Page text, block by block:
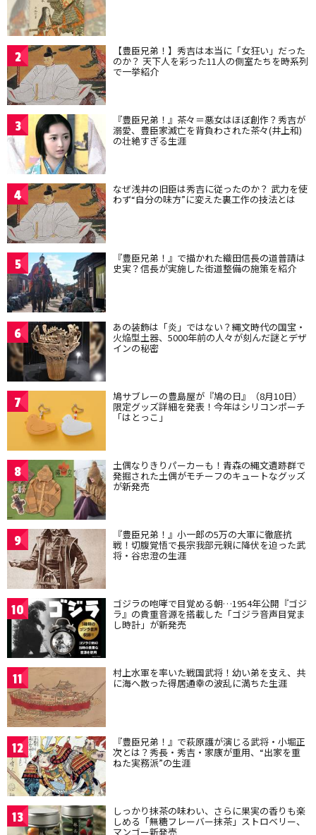
2 【豊臣兄弟！】秀吉は本当に「女狂い」だった
のか？ 天下人を彩った11人の側室たちを時系列
で一挙紹介
3 『豊臣兄弟！』茶々＝悪女はほぼ創作？秀吉が
溺愛、豊臣家滅亡を背負わされた茶々(井上和)
の壮絶すぎる生涯
4 なぜ浅井の旧臣は秀吉に従ったのか？ 武力を使
わず“自分の味方”に変えた裏工作の技法とは
5 『豊臣兄弟！』で描かれた織田信長の道普請は
史実？信長が実施した街道整備の施策を紹介
6 あの装飾は「炎」ではない？縄文時代の国宝・
火焔型土器、5000年前の人々が刻んだ謎とデザ
インの秘密
7 鳩サブレーの豊島屋が『鳩の日』（8月10日）
限定グッズ詳細を発表！今年はシリコンポーチ
「はとっこ」
8 土偶なりきりパーカーも！青森の縄文遺跡群で
発掘された土偶がモチーフのキュートなグッズ
が新発売
9 『豊臣兄弟！』小一郎の5万の大軍に徹底抗
戦！切腹覚悟で長宗我部元親に降伏を迫った武
将・谷忠澄の生涯
10 ゴジラの咆哮で目覚める朝…1954年公開『ゴジ
ラ』の貴重音源を搭載した「ゴジラ音声目覚ま
し時計」が新発売
11 村上水軍を率いた戦国武将！幼い弟を支え、共
に海へ散った得居通幸の波乱に満ちた生涯
12 『豊臣兄弟！』で萩原護が演じる武将・小堀正
次とは？秀長・秀吉・家康が重用、“出家を重
ねた実務派”の生涯
13 しっかり抹茶の味わい、さらに果実の香りも楽
しめる「無糖フレーバー抹茶」ストロベリー、
マンゴー新発売